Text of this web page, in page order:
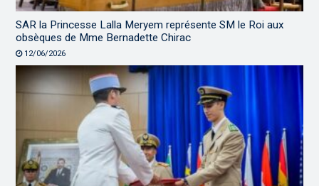
SAR la Princesse Lalla Meryem représente SM le Roi aux
obsèques de Mme Bernadette Chirac
12/06/2026